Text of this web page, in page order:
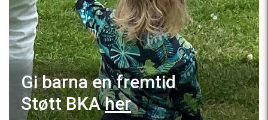
Gi barna en fremtid
Støtt BKAher